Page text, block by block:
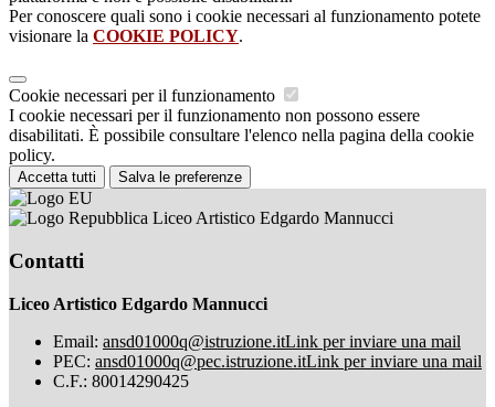
Per conoscere quali sono i cookie necessari al funzionamento potete
visionare la COOKIE POLICY.
Cookie necessari per il funzionamento
I cookie necessari per il funzionamento non possono essere
disabilitati. È possibile consultare l'elenco nella pagina della cookie
policy.
Accetta tutti Salva le preferenze
Liceo Artistico Edgardo Mannucci
Contatti
Liceo Artistico Edgardo Mannucci
Email: ansd01000q@istruzione.itLink per inviare una mail
PEC: ansd01000q@pec.istruzione.itLink per inviare una mail
C.F.: 80014290425